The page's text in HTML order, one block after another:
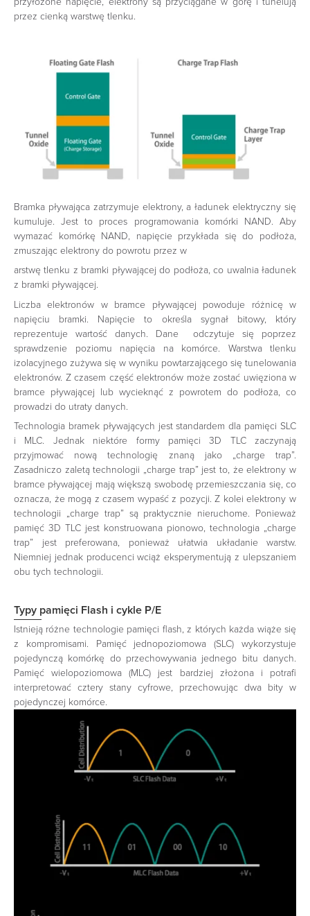
przez cienką warstwę tlenku.
Bramka pływająca zatrzymuje elektrony, a ładunek elektryczny się
kumuluje. Jest to proces programowania komórki NAND. Aby
wymazać komórkę NAND, napięcie przykłada się do podłoża,
zmuszając elektrony do powrotu przez w
arstwę tlenku z bramki pływającej do podłoża, co uwalnia ładunek
z bramki pływającej.
Liczba elektronów w bramce pływającej powoduje różnicę w
napięciu bramki. Napięcie to określa sygnał bitowy, który
reprezentuje wartość danych. Dane odczytuje się poprzez
sprawdzenie poziomu napięcia na komórce. Warstwa tlenku
izolacyjnego zużywa się w wyniku powtarzającego się tunelowania
elektronów. Z czasem część elektronów może zostać uwięziona w
bramce pływającej lub wycieknąć z powrotem do podłoża, co
prowadzi do utraty danych.
Technologia bramek pływających jest standardem dla pamięci SLC
i MLC. Jednak niektóre formy pamięci 3D TLC zaczynają
przyjmować nową technologię znaną jako „charge trap”.
Zasadniczo zaletą technologii „charge trap” jest to, że elektrony w
bramce pływającej mają większą swobodę przemieszczania się, co
oznacza, że mogą z czasem wypaść z pozycji. Z kolei elektrony w
technologii „charge trap” są praktycznie nieruchome. Ponieważ
pamięć 3D TLC jest konstruowana pionowo, technologia „charge
trap” jest preferowana, ponieważ ułatwia układanie warstw.
Niemniej jednak producenci wciąż eksperymentują z ulepszaniem
obu tych technologii.
Typy pamięci Flash i cykle P/E
Istnieją różne technologie pamięci flash, z których każda wiąże się
z kompromisami. Pamięć jednopoziomowa (SLC) wykorzystuje
pojedynczą komórkę do przechowywania jednego bitu danych.
Pamięć wielopoziomowa (MLC) jest bardziej złożona i potrafi
interpretować cztery stany cyfrowe, przechowując dwa bity w
pojedynczej komórce.